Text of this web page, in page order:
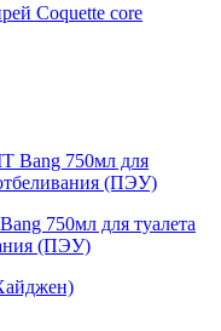
Coquette core
750мл для туалета
(ПЭУ)